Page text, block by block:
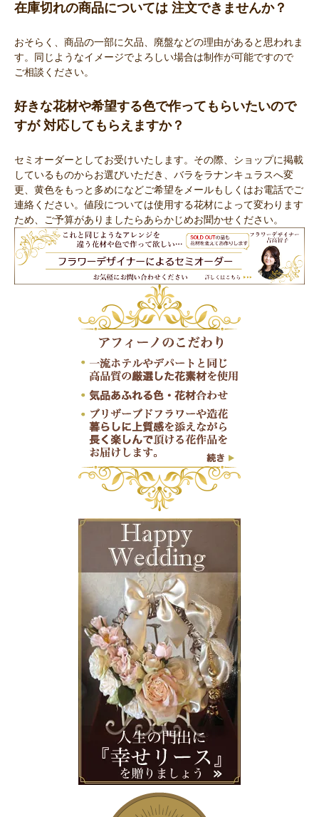
在庫切れの商品については 注文できませんか？
おそらく、商品の一部に欠品、廃盤などの理由があると思われま
す。同じようなイメージでよろしい場合は制作が可能ですので
ご相談ください。
好きな花材や希望する色で作ってもらいたいので
すが 対応してもらえますか？
セミオーダーとしてお受けいたします。その際、ショップに掲載
しているものからお選びいただき、バラをラナンキュラスへ変
更、黄色をもっと多めになどご希望をメールもしくはお電話でご
連絡ください。値段については使用する花材によって変わります
ため、ご予算がありましたらあらかじめお聞かせください。